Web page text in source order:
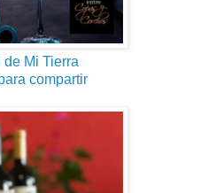
de Mi Tierra
compartir